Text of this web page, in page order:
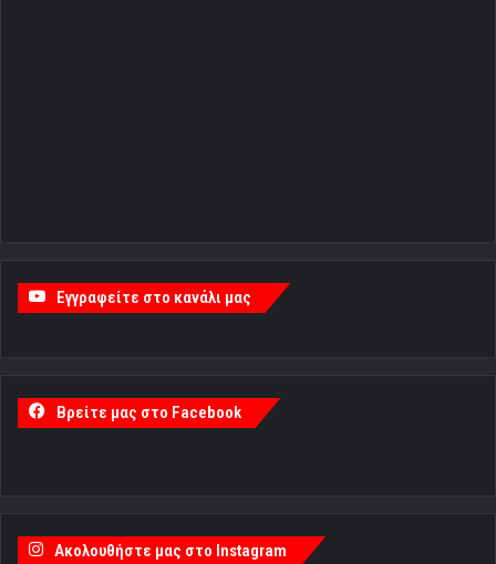
Εγγραφείτε στο κανάλι μας
Βρείτε μας στο Facebook
Ακολουθήστε μας στο Instagram